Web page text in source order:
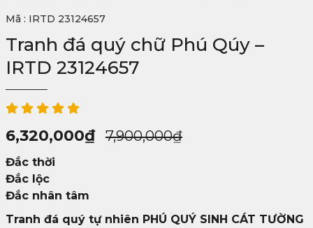
Mã : IRTD 23124657
Tranh đá quý chữ Phú Qúy –
IRTD 23124657
7,900,000₫
7,900,000₫.
6,320,000₫
là:
Đắc thời
Đắc lộc
Đắc nhân tâm
Tranh đá quý tự nhiên PHÚ QUÝ SINH CÁT TƯỜNG